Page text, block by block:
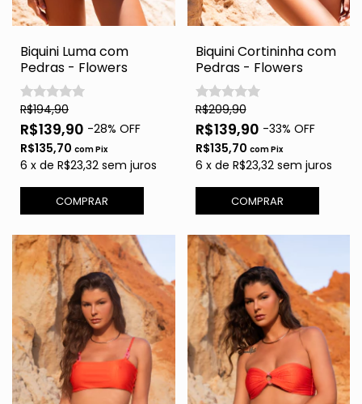
Biquini Luma com
Pedras - Flowers
R$194,90
R$139,90 -28% OFF
R$135,70 comPix
6 x de R$23,32 sem juros
COMPRAR
Biquini Cortininha com
Pedras - Flowers
R$209,90
R$139,90 -33% OFF
R$135,70 comPix
6 x de R$23,32 sem juros
COMPRAR